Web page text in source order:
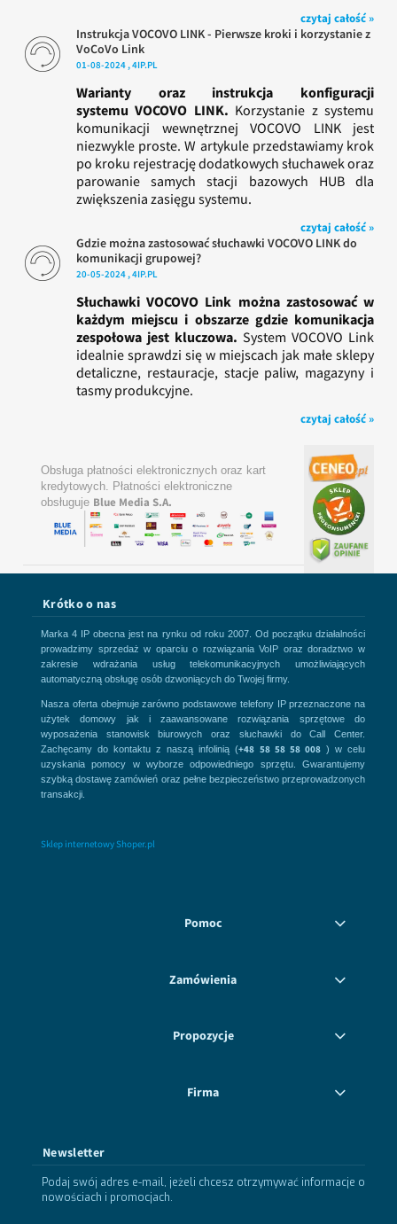
czytaj całość »
Instrukcja VOCOVO LINK - Pierwsze kroki i korzystanie z
VoCoVo Link
01-08-2024 , 4IP.PL
Warianty oraz instrukcja konfiguracji
systemu VOCOVO LINK. Korzystanie z systemu
komunikacji wewnętrznej VOCOVO LINK jest
niezwykle proste. W artykule przedstawiamy krok
po kroku rejestrację dodatkowych słuchawek oraz
parowanie samych stacji bazowych HUB dla
zwiększenia zasięgu systemu.
czytaj całość »
Gdzie można zastosować słuchawki VOCOVO LINK do
komunikacji grupowej?
20-05-2024 , 4IP.PL
Słuchawki VOCOVO Link można zastosować w
każdym miejscu i obszarze gdzie komunikacja
zespołowa jest kluczowa. System VOCOVO Link
idealnie sprawdzi się w miejscach jak małe sklepy
detaliczne, restauracje, stacje paliw, magazyny i
tasmy produkcyjne.
czytaj całość »
Obsługa płatności elektronicznych oraz kart
kredytowych. Płatności elektroniczne
obsługuje Blue Media S.A.
Krótko o nas
Marka 4 IP obecna jest na rynku od roku 2007. Od początku działalności
prowadzimy sprzedaż w oparciu o rozwiązania VoIP oraz doradztwo w
zakresie wdrażania usług telekomunikacyjnych umożliwiających
automatyczną obsługę osób dzwoniących do Twojej firmy.
Nasza oferta obejmuje zarówno podstawowe telefony IP przeznaczone na
użytek domowy jak i zaawansowane rozwiązania sprzętowe do
wyposażenia stanowisk biurowych oraz słuchawki do Call Center.
Zachęcamy do kontaktu z naszą infolinią (+48 58 58 58 008) w celu
uzyskania pomocy w wyborze odpowiedniego sprzętu. Gwarantujemy
szybką dostawę zamówień oraz pełne bezpieczeństwo przeprowadzonych
transakcji.
Sklep internetowy Shoper.pl
Pomoc
Zamówienia
Propozycje
Firma
Newsletter
Podaj swój adres e-mail, jeżeli chcesz otrzymywać informacje o
nowościach i promocjach.